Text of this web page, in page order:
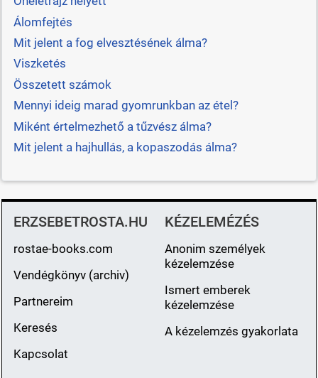
Álomfejtés
Mit jelent a fog elvesztésének álma?
Viszketés
Összetett számok
Mennyi ideig marad gyomrunkban az étel?
Miként értelmezhető a tűzvész álma?
Mit jelent a hajhullás, a kopaszodás álma?
ERZSEBETROSTA.HU
rostae-books.com
Vendégkönyv (archiv)
Partnereim
Keresés
Kapcsolat
KÉZELEMÉZÉS
Anonim személyek
kézelemzése
Ismert emberek
kézelemzése
A kézelemzés gyakorlata